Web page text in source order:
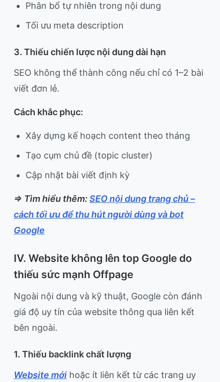
Phân bổ tự nhiên trong nội dung
Tối ưu meta description
3. Thiếu chiến lược nội dung dài hạn
SEO không thể thành công nếu chỉ có 1–2 bài
viết đơn lẻ.
Cách khắc phục:
Xây dựng kế hoạch content theo tháng
Tạo cụm chủ đề (topic cluster)
Cập nhật bài viết định kỳ
=> Tìm hiểu thêm:SEO nội dung trang chủ –
cách tối ưu để thu hút người dùng và bot
Google
IV. Website không lên top Google do
thiếu sức mạnh Offpage
Ngoài nội dung và kỹ thuật, Google còn đánh
giá độ uy tín của website thông qua liên kết
bên ngoài.
1. Thiếu backlink chất lượng
Website mới hoặc ít liên kết từ các trang uy